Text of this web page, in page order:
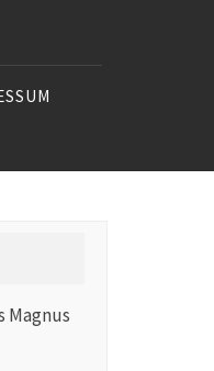
Magnus